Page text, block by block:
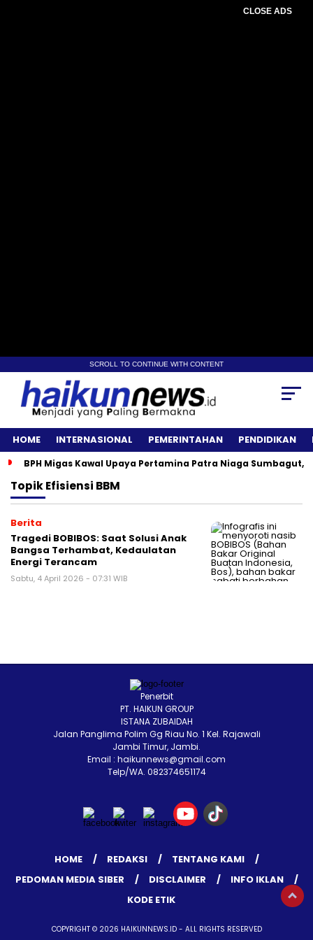
CLOSE ADS
SCROLL TO CONTINUE WITH CONTENT
HOME INTERNASIONAL PEMERINTAHAN PENDIDIKAN
BPH Migas Kawal Upaya Pertamina Patra Niaga Sumbagut,
TopikEfisiensi BBM
Berita
Tragedi BOBIBOS: Saat Solusi Anak
Bangsa Terhambat, Kedaulatan
Energi Terancam
Sabtu, 4 April 2026 - 07:31 WIB
Penerbit
PT. HAIKUN GROUP
ISTANA ZUBAIDAH
Jalan Panglima Polim Gg Riau No. 1 Kel. Rajawali
Jambi Timur, Jambi.
Email : haikunnews@gmail.com
Telp/WA. 082374651174
HOME REDAKSI
TENTANG KAMI
PEDOMAN MEDIA SIBER
DISCLAIMER
INFO IKLAN
KODE ETIK
COPYRIGHT © 2026 HAIKUNNEWS.ID - ALL RIGHTS RESERVED